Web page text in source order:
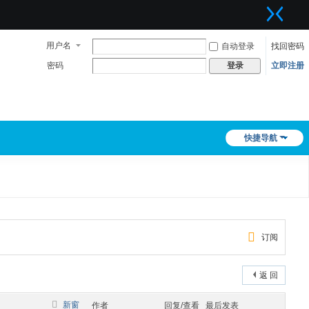
用户名 自动登录
找回密码
密码
登录 立即注册
快捷导航
订阅
返 回
新窗 作者 回复/查看 最后发表